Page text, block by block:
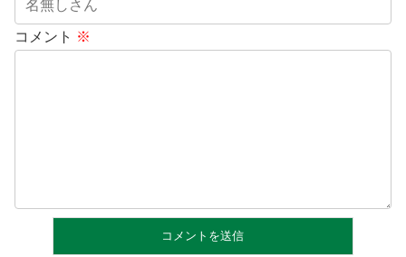
コメント ※